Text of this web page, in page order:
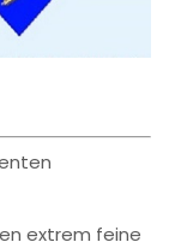
extrem feine